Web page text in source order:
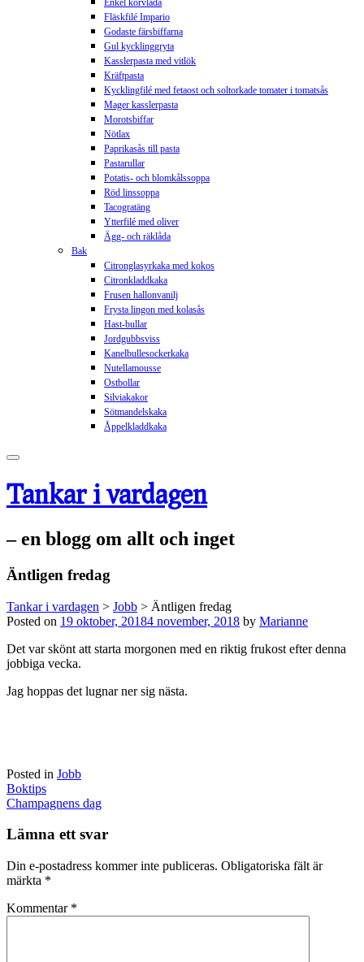
Enkel korvlåda
Fläskfilé Impario
Godaste färsbiffarna
Gul kycklinggryta
Kasslerpasta med vitlök
Kräftpasta
Kycklingfilé med fetaost och soltorkade tomater i tomatsås
Mager kasslerpasta
Morotsbiffar
Nötlax
Paprikasås till pasta
Pastarullar
Potatis- och blomkålssoppa
Röd linssoppa
Tacogratäng
Ytterfilé med oliver
Ägg- och räklåda
Bak
Citronglasyrkaka med kokos
Citronkladdkaka
Frusen hallonvanilj
Frysta lingon med kolasås
Hast-bullar
Jordgubbsviss
Kanelbullesockerkaka
Nutellamousse
Ostbollar
Silviakakor
Sötmandelskaka
Åppelkladdkaka
Tankar i vardagen
– en blogg om allt och inget
Äntligen fredag
Tankar i vardagen > Jobb > Äntligen fredag
Posted on 19 oktober, 20184 november, 2018 by Marianne
Det var skönt att starta morgonen med en riktig frukost efter denna
jobbiga vecka.
Jag hoppas det lugnar ner sig nästa.
Posted in Jobb
Post
navigation
Boktips
Champagnens dag
Lämna ett svar
Din e-postadress kommer inte publiceras. Obligatoriska fält är
märkta *
Kommentar *